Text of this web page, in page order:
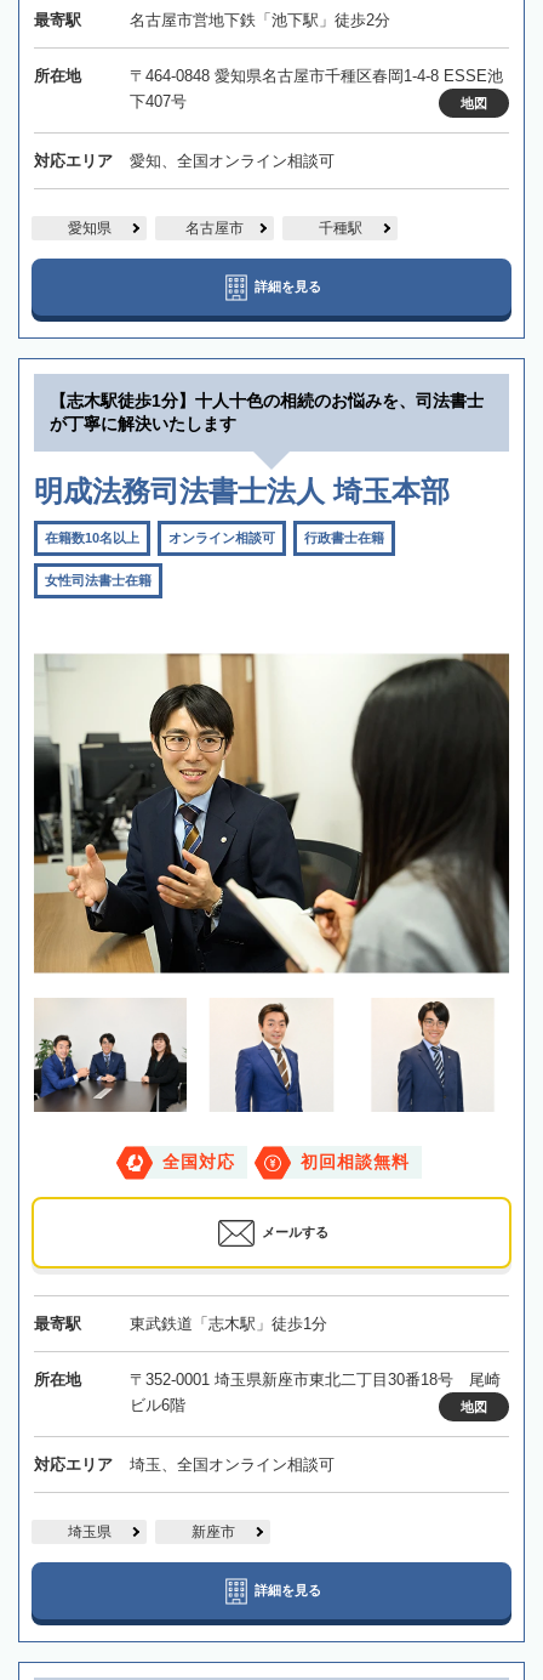
最寄駅 名古屋市営地下鉄「池下駅」徒歩2分
所在地
〒464-0848 愛知県名古屋市千種区春岡1-4-8 ESSE池
下407号
地図
対応エリア 愛知、全国オンライン相談可
愛知県 名古屋市 千種駅
詳細を見る
【志木駅徒歩1分】十人十色の相続のお悩みを、司法書士
が丁寧に解決いたします
明成法務司法書士法人 埼玉本部
在籍数10名以上 オンライン相談可 行政書士在籍
女性司法書士在籍
全国対応 初回相談無料
メールする
最寄駅 東武鉄道「志木駅」徒歩1分
所在地
〒352-0001 埼玉県新座市東北二丁目30番18号 尾崎
ビル6階
地図
対応エリア 埼玉、全国オンライン相談可
埼玉県 新座市
詳細を見る